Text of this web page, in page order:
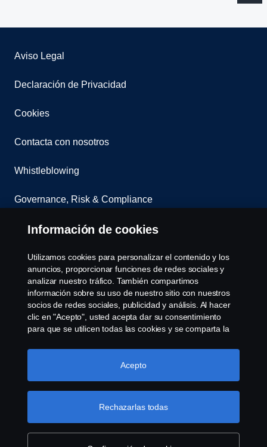
Aviso Legal
Declaración de Privacidad
Cookies
Contacta con nosotros
Whistleblowing
Governance, Risk & Compliance
Configuración de cookies
© Copyright Scania 2025 All rights reserved. Scania
+46-8-55 38 10 00, Fax: +46-8-55 38 10 37.
Información de cookies
Utilizamos cookies para personalizar el contenido y los
anuncios, proporcionar funciones de redes sociales y
analizar nuestro tráfico. También compartimos
información sobre su uso de nuestro sitio con nuestros
socios de redes sociales, publicidad y análisis. Al hacer
clic en "Acepto", usted acepta dar su consentimiento
para que se utilicen todas las cookies y se comparta la
haciendo clic en "Configuración de cookies" y
seleccionando las categorías que desea aceptar. Para
Más información sobre su privacidad
Rechazarlas todas
Acepto